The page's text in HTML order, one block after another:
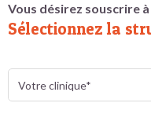
Vous désirez souscrire
Sélectionnez la